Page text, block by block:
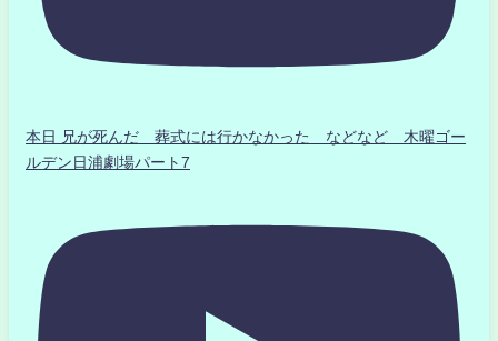
本日 兄が死んだ 葬式には行かなかった などなど 木曜ゴー
ルデン日浦劇場パート7